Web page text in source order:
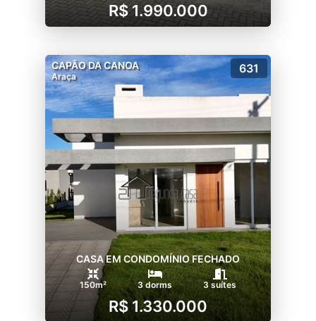
R$ 1.990.000
CAPÃO DA CANOA
Araça
631
CASA EM CONDOMÍNIO FECHADO
150m² 3 dorms 3 suítes
R$ 1.330.000